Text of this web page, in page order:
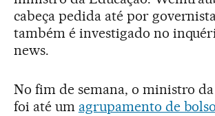
cabeça pedida até por
também é investigado no
news.
No fim de semana, o ministro da
foi até um agrupamento de